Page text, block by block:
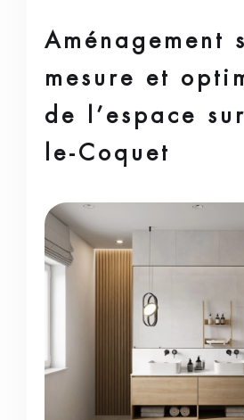
Aménagement
mesure et
de l’espace
le-Coquet